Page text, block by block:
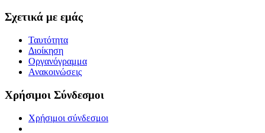
Σχετικά με εμάς
Ταυτότητα
Διοίκηση
Οργανόγραμμα
Ανακοινώσεις
Χρήσιμοι Σύνδεσμοι
Χρήσιμοι σύνδεσμοι